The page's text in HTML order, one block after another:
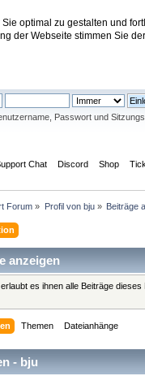
optimal zu gestalten und
der Webseite stimmen Sie
Support Forum
Passwort und
Chat Discord Shop
Forum » Profil von bju» Beiträge
anzeigen
es ihnen alle Beiträge
Themen Dateianhänge
- bju